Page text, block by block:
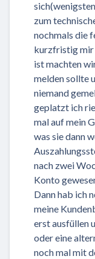
zum
nochmals die
kurzfristig mir
ist machten
melden sollte
niemand
geplatzt ich
mal auf mein
was sie dann
nach zwei
Konto
Dann hab ich
meine
erst ausfüllen
oder eine
noch mal mit